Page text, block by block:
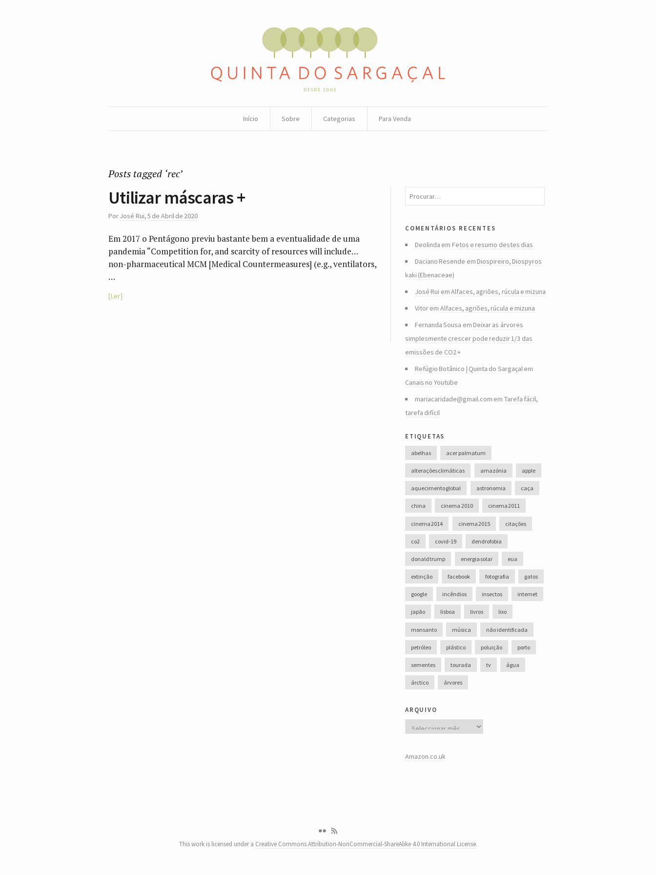
Início Sobre Categorias Para Venda
Posts tagged ‘rec’
Utilizar máscaras +
PorJosé Rui,5 de Abril de 2020
Em 2017 o Pentágono previu bastante bem a eventualidade de uma
pandemia “Competition for, and scarcity of resources will include…
non-pharmaceutical MCM [Medical Countermeasures] (e.g., ventilators,
…
Ler
comentários recentes
Deolinda em Fetos e resumo destes dias
Daciano Resende em Diospireiro, Diospyros
kaki (Ebenaceae)
José Rui emAlfaces, agriões, rúcula e mizuna
Vitorem Alfaces, agriões, rúcula e mizuna
Fernanda Sousa em Deixar as árvores
simplesmente crescer pode reduzir 1/3 das
emissões de CO2 +
Refúgio Botânico | Quinta do Sargaçalem
Canais no Youtube
mariacaridade@gmail.com em Tarefa fácil,
tarefa difícil
etiquetas
abelhas acer palmatum
alterações climáticas amazónia apple
aquecimento global astronomia caça
china cinema 2010 cinema 2011
cinema 2014 cinema 2015 citações
co2 covid-19 dendrofobia
donald trump energia solar eua
extinção facebook fotografia gatos
google incêndios insectos internet
japão lisboa livros lixo
monsanto música não identificada
petróleo plástico poluição porto
sementes tourada tv água
árctico árvores
arquivo
Amazon.co.uk
This work is licensed under a Creative Commons Attribution-NonCommercial-ShareAlike 4.0 International License.